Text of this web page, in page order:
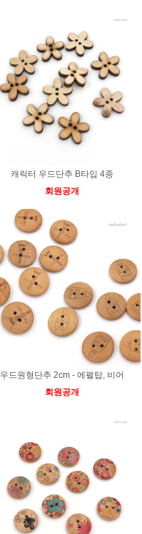
캐릭터 우드단추 B타입 4종
회원공개
우드원형단추 2cm - 에펠탑, 비어
회원공개